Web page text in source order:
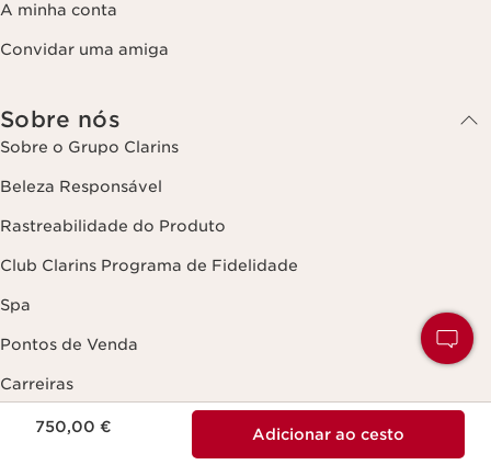
750,00 € Adicionar ao cesto
A minha conta
Convidar uma amiga
Sobre nós
Sobre o Grupo Clarins
Beleza Responsável
Rastreabilidade do Produto
Club Clarins Programa de Fidelidade
Spa
Pontos de Venda
Carreiras